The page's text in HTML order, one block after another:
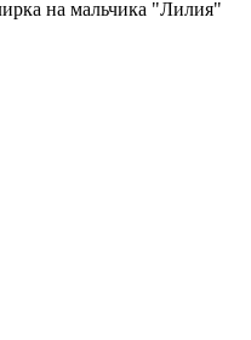
на мальчика "Лилия"